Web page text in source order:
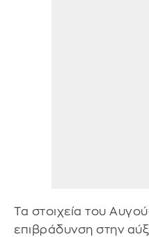
Τα στοιχεία του
επιβράδυνση στην